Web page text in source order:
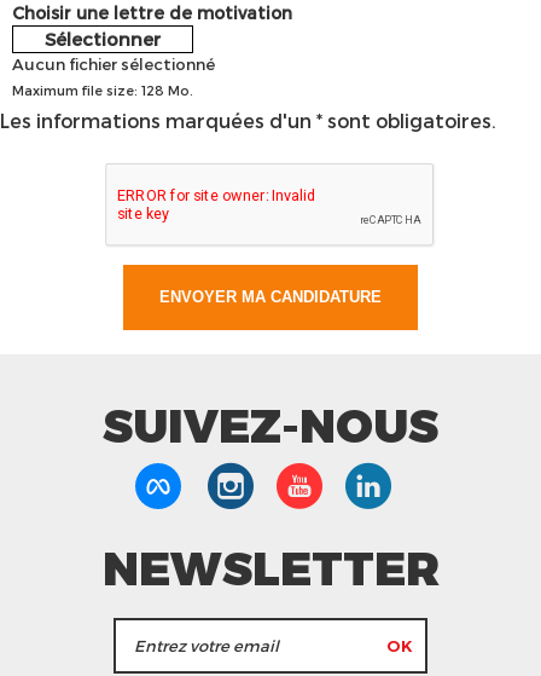
Choisir une lettre de motivation
Sélectionner
Aucun fichier sélectionné
Maximum file size: 128 Mo.
Les informations marquées d'un * sont obligatoires.
SUIVEZ-NOUS
NEWSLETTER